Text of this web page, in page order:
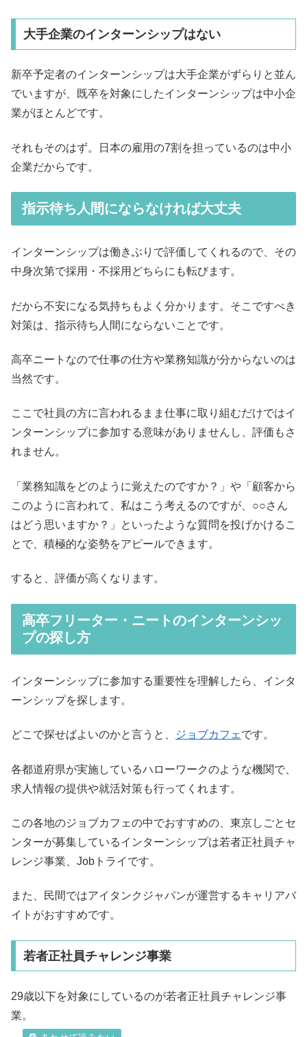
大手企業のインターンシップはない
新卒予定者のインターンシップは大手企業がずらりと並ん
でいますが、既卒を対象にしたインターンシップは中小企
業がほとんどです。
それもそのはず。日本の雇用の7割を担っているのは中小
企業だからです。
指示待ち人間にならなければ大丈夫
インターンシップは働きぶりで評価してくれるので、その
中身次第で採用・不採用どちらにも転びます。
だから不安になる気持ちもよく分かります。そこですべき
対策は、指示待ち人間にならないことです。
高卒ニートなので仕事の仕方や業務知識が分からないのは
当然です。
ここで社員の方に言われるまま仕事に取り組むだけではイ
ンターンシップに参加する意味がありませんし、評価もさ
れません。
「業務知識をどのように覚えたのですか？」や「顧客から
このように言われて、私はこう考えるのですが、○○さん
はどう思いますか？」といったような質問を投げかけるこ
とで、積極的な姿勢をアピールできます。
すると、評価が高くなります。
高卒フリーター・ニートのインターンシッ
プの探し方
インターンシップに参加する重要性を理解したら、インタ
ーンシップを探します。
どこで探せばよいのかと言うと、 ジョブカフェ です。
各都道府県が実施しているハローワークのような機関で、
求人情報の提供や就活対策も行ってくれます。
この各地のジョブカフェの中でおすすめの、東京しごとセ
ンターが募集しているインターンシップは若者正社員チャ
レンジ事業、Jobトライです。
また、民間ではアイタンクジャパンが運営するキャリアバ
イトがおすすめです。
若者正社員チャレンジ事業
29歳以下を対象にしているのが若者正社員チャレンジ事
業。